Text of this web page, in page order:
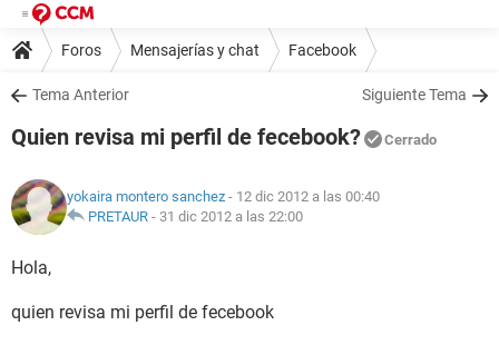
Foros Mensajerías y chat Facebook
Tema Anterior Siguiente Tema
Quien revisa mi perfil de fecebook? Cerrado
yokaira montero sanchez - 12 dic 2012 a las 00:40
PRETAUR - 31 dic 2012 a las 22:00
Hola,
quien revisa mi perfil de fecebook